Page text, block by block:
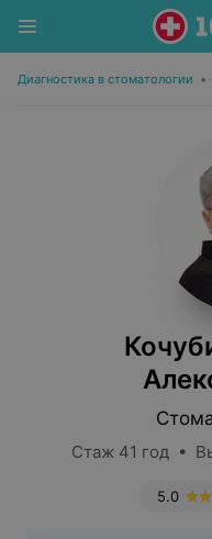
Диагностика в стоматологии •
Стаж 41 год •
5.0